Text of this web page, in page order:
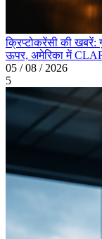
क्रिप्टोकरेंसी की
ऊपर, अमेरिका में
05 / 08 / 2026
5